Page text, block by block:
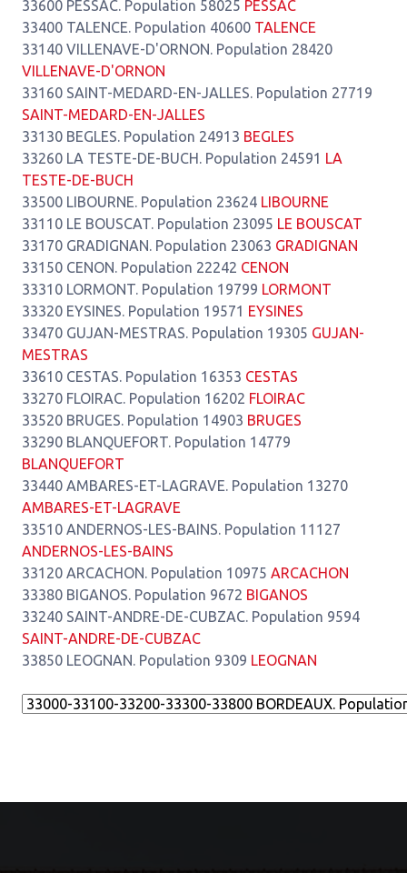
33600 PESSAC. Population 58025 PESSAC
33400 TALENCE. Population 40600 TALENCE
33140 VILLENAVE-D'ORNON. Population 28420
VILLENAVE-D'ORNON
33160 SAINT-MEDARD-EN-JALLES. Population 27719
SAINT-MEDARD-EN-JALLES
33130 BEGLES. Population 24913 BEGLES
33260 LA TESTE-DE-BUCH. Population 24591 LA
TESTE-DE-BUCH
33500 LIBOURNE. Population 23624 LIBOURNE
33110 LE BOUSCAT. Population 23095 LE BOUSCAT
33170 GRADIGNAN. Population 23063 GRADIGNAN
33150 CENON. Population 22242 CENON
33310 LORMONT. Population 19799 LORMONT
33320 EYSINES. Population 19571 EYSINES
33470 GUJAN-MESTRAS. Population 19305 GUJAN-
MESTRAS
33610 CESTAS. Population 16353 CESTAS
33270 FLOIRAC. Population 16202 FLOIRAC
33520 BRUGES. Population 14903 BRUGES
33290 BLANQUEFORT. Population 14779
BLANQUEFORT
33440 AMBARES-ET-LAGRAVE. Population 13270
AMBARES-ET-LAGRAVE
33510 ANDERNOS-LES-BAINS. Population 11127
ANDERNOS-LES-BAINS
33120 ARCACHON. Population 10975 ARCACHON
33380 BIGANOS. Population 9672 BIGANOS
33240 SAINT-ANDRE-DE-CUBZAC. Population 9594
SAINT-ANDRE-DE-CUBZAC
33850 LEOGNAN. Population 9309 LEOGNAN